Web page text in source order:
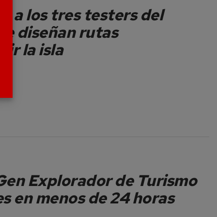
a los tres testers del
diseñan rutas
la isla
Explorador de Turismo
en menos de 24 horas